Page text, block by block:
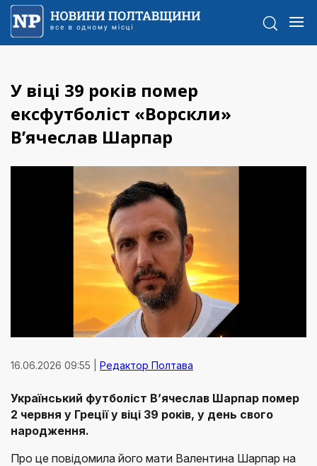
У віці 39 років помер
ексфутболіст «Ворскли»
В’ячеслав Шарпар
16.06.2026 09:55 | Редактор Полтава
Український футболіст В’ячеслав Шарпар помер
2 червня у Греції у віці 39 років, у день свого
народження.
Про це повідомила його мати Валентина Шарпар на